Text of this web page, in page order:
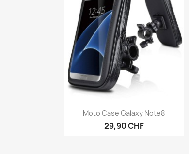
Vorschau
Moto Case Galaxy Note8
29,90 CHF